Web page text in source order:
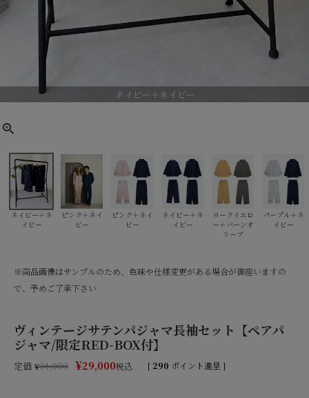
ネイビー＋ネイビー
ネイビー＋ネ
イビー
ピンク＋ネイ
ビー
ピンク＋ネイ
ビー
ネイビー＋ネ
イビー
ヨークイエロ
ー＋バーンオ
リーブ
パープル＋ネ
イビー
※商品画像はサンプルのため、色味や仕様変更がある場合が御座いますの
で、予めご了承下さい
ヴィンテージサテンパジャマ長袖セット【ペアパ
ジャマ/限定RED-BOX付】
定価 ¥34,000 ¥29,000税込 [ 290 ポイント進呈 ]